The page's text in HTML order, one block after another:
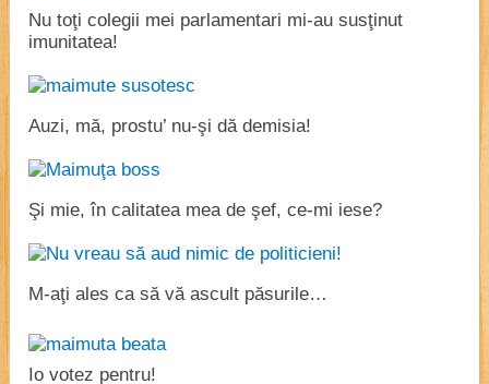
Nu toţi colegii mei parlamentari mi-au susţinut
imunitatea!
Auzi, mă, prostu’ nu-şi dă demisia!
Şi mie, în calitatea mea de şef, ce-mi iese?
M-aţi ales ca să vă ascult păsurile…
Io votez pentru!